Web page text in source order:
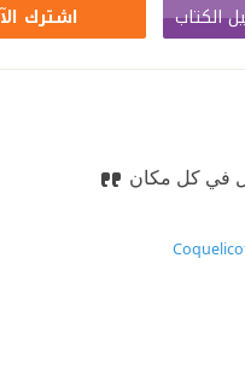
الكتاب اشترك
في كل مكان